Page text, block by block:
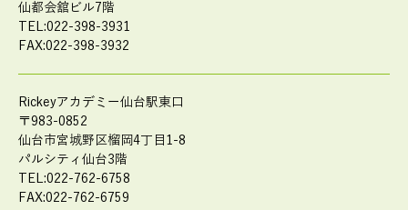
仙都会舘ビル7階
TEL:022-398-3931
FAX:022-398-3932
Rickeyアカデミー仙台駅東口
〒983-0852
仙台市宮城野区榴岡4丁目1-8
パルシティ仙台3階
TEL:022-762-6758
FAX:022-762-6759